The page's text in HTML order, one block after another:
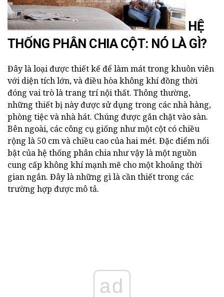
HỆ
THỐNG PHÂN CHIA CỘT: NÓ LÀ GÌ?
Đây là loại được thiết kế để làm mát trong khuôn viên
với diện tích lớn, và điều hòa không khí đồng thời
đóng vai trò là trang trí nội thất. Thông thường,
những thiết bị này được sử dụng trong các nhà hàng,
phòng tiệc và nhà hát. Chúng được gắn chặt vào sàn.
Bên ngoài, các công cụ giống như một cột có chiều
rộng là 50 cm và chiều cao của hai mét. Đặc điểm nổi
bật của hệ thống phân chia như vậy là một nguồn
cung cấp không khí mạnh mẽ cho một khoảng thời
gian ngắn. Đây là những gì là cần thiết trong các
trường hợp được mô tả.
ad